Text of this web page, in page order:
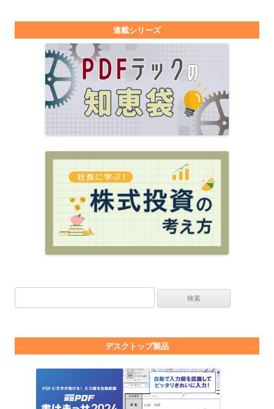
連載シリーズ
デスクトップ製品